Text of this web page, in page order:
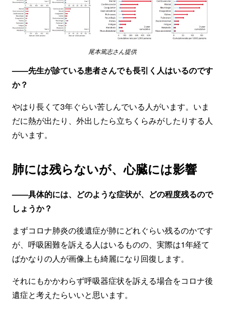
尾本篤志さん提供
——先生が診ている患者さんでも長引く人はいるのです
か？
やはり長くて3年ぐらい苦しんでいる人がいます。いま
だに熱が出たり、外出したら立ちくらみがしたりする人
がいます。
肺には残らないが、心臓には影響
——具体的には、どのような症状が、 どの程度残るので
しょうか？
まずコロナ肺炎の後遺症が肺にどれぐらい残るのかです
が、呼吸困難を訴える人はいるものの、実際は1年経て
ばかなりの人が画像上も綺麗になり回復します。
それにもかかわらず呼吸器症状を訴える場合をコロナ後
遺症と考えたらいいと思います。